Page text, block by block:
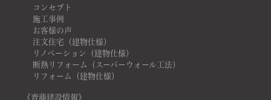
コンセプト
施工事例
お客様の声
注文住宅（建物仕様）
リノベーション（建物仕様）
断熱リフォーム（スーパーウォール工法）
リフォーム（建物仕様）
《齊藤建設情報》